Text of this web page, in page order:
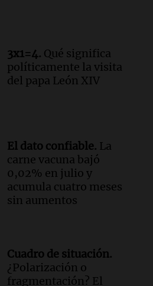
Córdoba
Fenoy celebra la visita
y reflexiona
de Economía de Santa
del fallo sobre
la provincia
3x1=4. Qué significa
políticamente la visita
del papa León XIV
El dato confiable. La
carne vacuna bajó
0,02% en julio y
acumula cuatro meses
sin aumentos
Cuadro de situación.
¿Polarización o
fragmentación? El